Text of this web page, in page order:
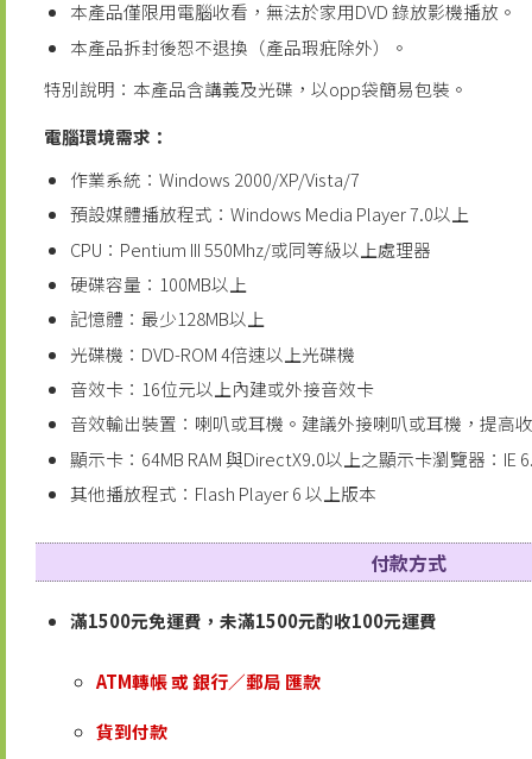
本產品僅限用電腦收看，無法於家用DVD 錄放影機播放。
本產品拆封後恕不退換（產品瑕疪除外）。
特別說明：本產品含講義及光碟，以opp袋簡易包裝。
電腦環境需求：
作業系統：Windows 2000/XP/Vista/7
預設媒體播放程式：Windows Media Player 7.0以上
CPU：Pentium III 550Mhz/或同等級以上處理器
硬碟容量：100MB以上
記憶體：最少128MB以上
光碟機：DVD-ROM 4倍速以上光碟機
音效卡：16位元以上內建或外接音效卡
音效輸出裝置：喇叭或耳機。建議外接喇叭或耳機，提高
顯示卡：64MB RAM 與DirectX9.0以上之顯示卡瀏覽器：IE
其他播放程式：Flash Player 6 以上版本
付款方式
滿1500元免運費，未滿1500元酌收100元運費
ATM轉帳 或 銀行／郵局 匯款
貨到付款